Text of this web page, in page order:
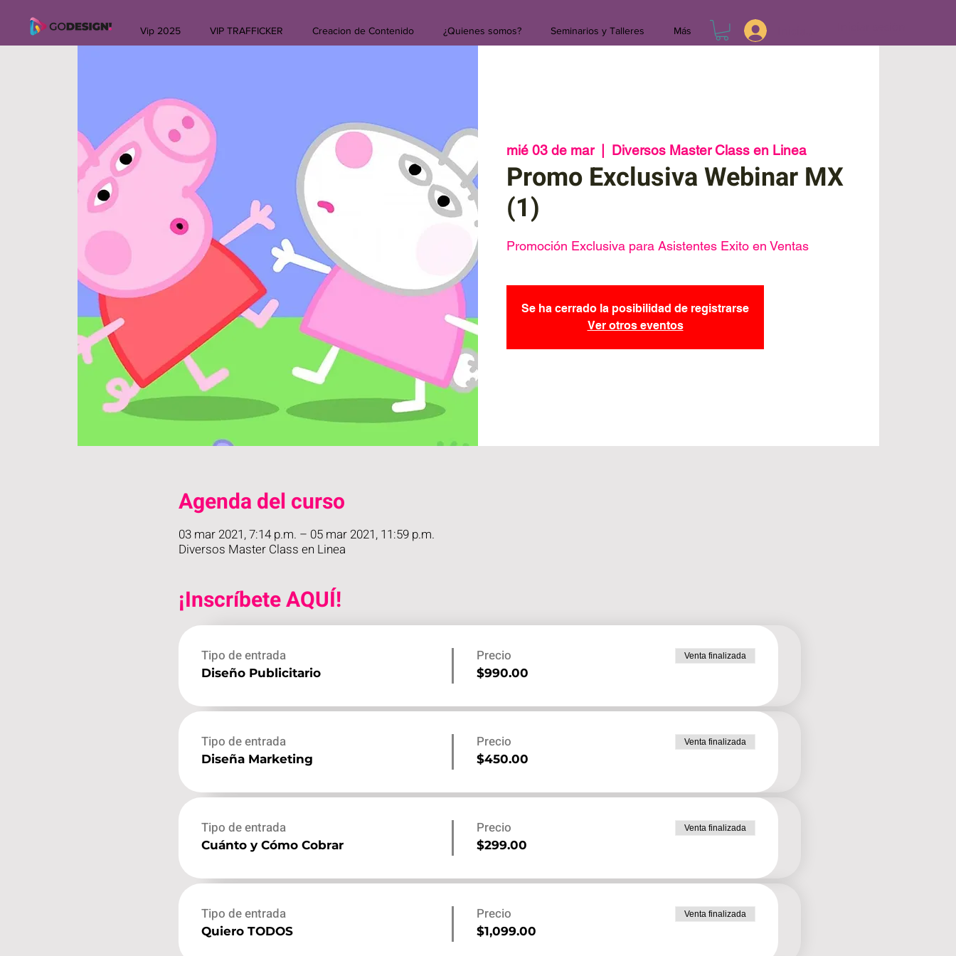
Vip 2025 VIP TRAFFICKER Creacion de Contenido ¿Quienes somos? Seminarios y Talleres Más
mié 03 de mar
  |
Diversos Master Class en Linea
Promo Exclusiva Webinar MX
(1)
Promoción Exclusiva para Asistentes Exito en Ventas
Se ha cerrado la posibilidad de registrarse
Ver otros eventos
Agenda del curso
03 mar 2021, 7:14 p.m. – 05 mar 2021, 11:59 p.m.
Diversos Master Class en Linea
¡Inscríbete AQUÍ!
Tipo de entrada
Diseño Publicitario
Precio
$990.00
Venta finalizada
Tipo de entrada
Diseña Marketing
Precio
$450.00
Venta finalizada
Tipo de entrada
Cuánto y Cómo Cobrar
Precio
$299.00
Venta finalizada
Tipo de entrada
Quiero TODOS
Precio
$1,099.00
Venta finalizada